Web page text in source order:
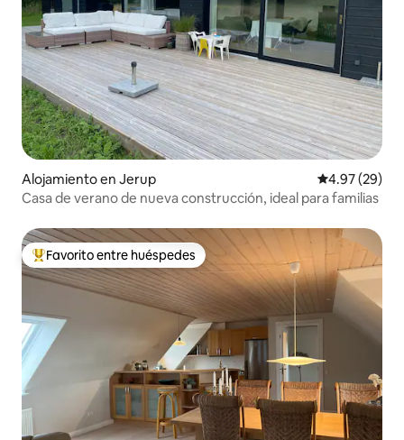
Alojamiento en Jerup Calificación
4.97 (29)
Casa de verano de nueva construcción, ideal para familias
Favorito entre huéspedes preferido
Favorito entre huéspedes